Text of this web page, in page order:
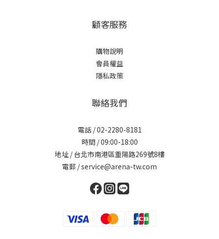
顧客服務
購物說明
會員權益
隱私政策
聯絡我們
電話 / 02-2280-8181
時間 / 09:00-18:00
地址 / 台北市南港區重陽路269號8樓
電郵 / service@arena-tw.com